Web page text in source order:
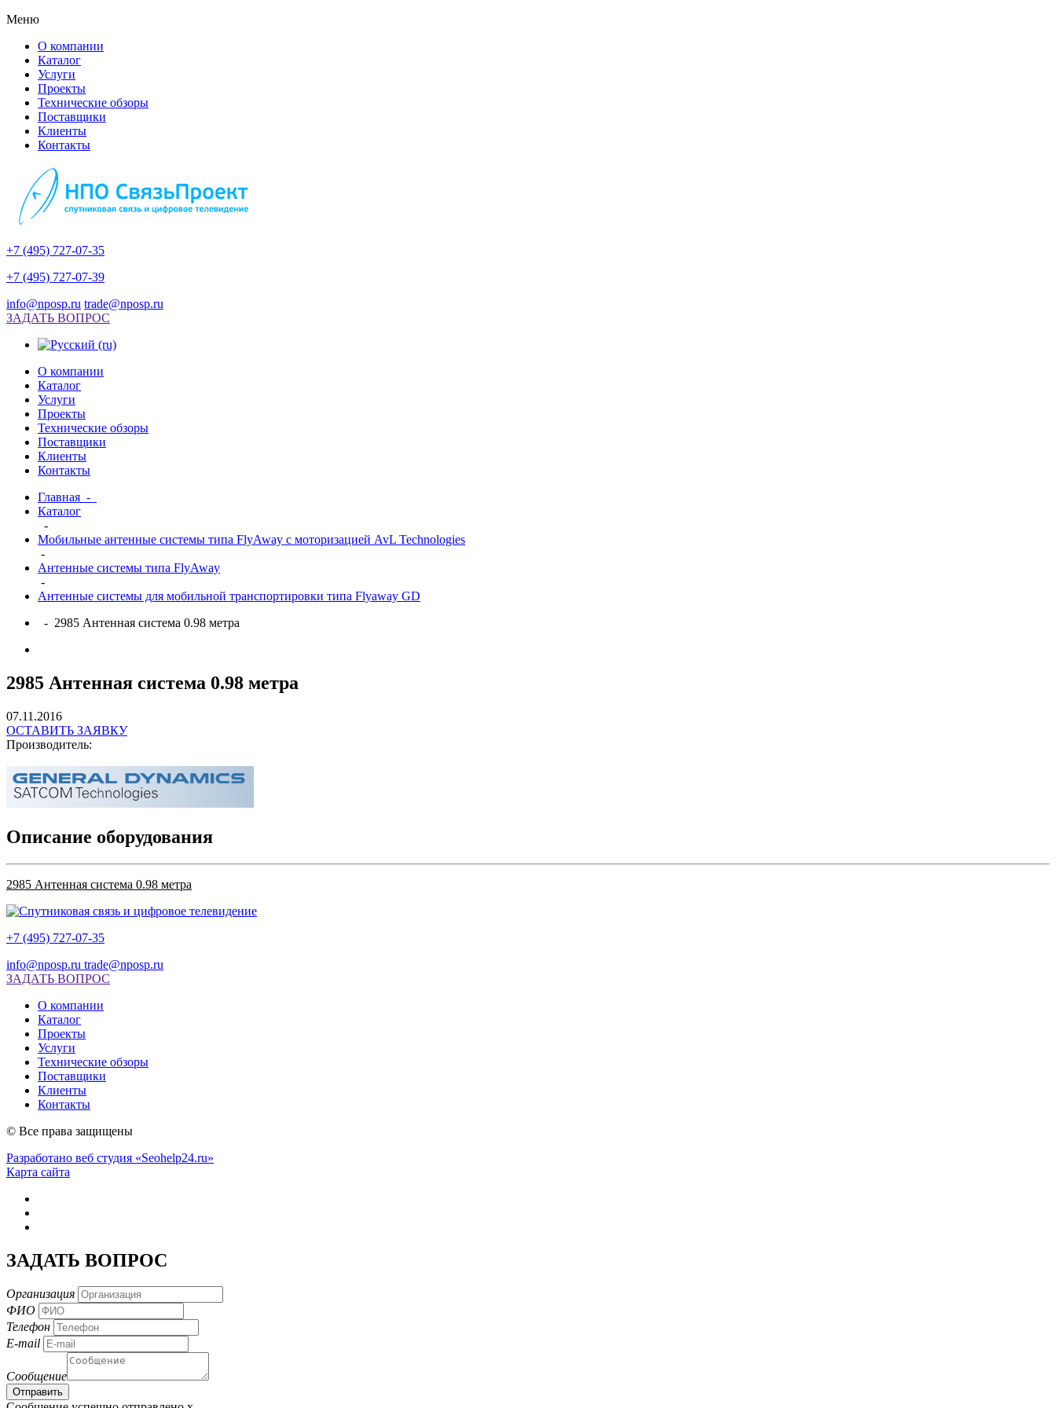
Меню
О компании
Каталог
Услуги
Проекты
Технические обзоры
Поставщики
Клиенты
Контакты
+7 (495) 727-07-35
+7 (495) 727-07-39
info@nposp.ru trade@nposp.ru
ЗАДАТЬ ВОПРОС
О компании
Каталог
Услуги
Проекты
Технические обзоры
Поставщики
Клиенты
Контакты
Главная -
Каталог
-
Мобильные антенные системы типа FlyAway с моторизацией AvL Technologies
-
Антенные системы типа FlyAway
-
Антенные системы для мобильной транспортировки типа Flyaway GD
- 2985 Антенная система 0.98 метра
2985 Антенная система 0.98 метра
07.11.2016
ОСТАВИТЬ ЗАЯВКУ
Производитель:
Описание оборудования
2985 Антенная система 0.98 метра
+7 (495) 727-07-35
info@nposp.ru trade@nposp.ru
ЗАДАТЬ ВОПРОС
О компании
Каталог
Проекты
Услуги
Технические обзоры
Поставщики
Клиенты
Контакты
© Все права защищены
Разработано веб студия «Seohelp24.ru»
Карта сайта
ЗАДАТЬ ВОПРОС
Организация
ФИО
Телефон
E-mail
Сообщение